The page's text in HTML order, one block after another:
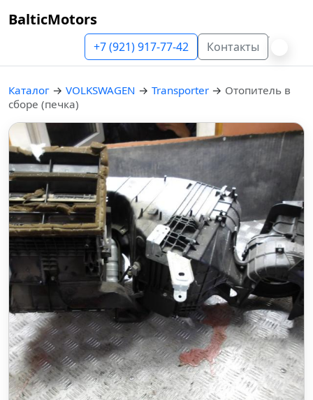
BalticMotors
+7 (921) 917-77-42 Контакты
Каталог → VOLKSWAGEN → Transporter → Отопитель в
сборе (печка)